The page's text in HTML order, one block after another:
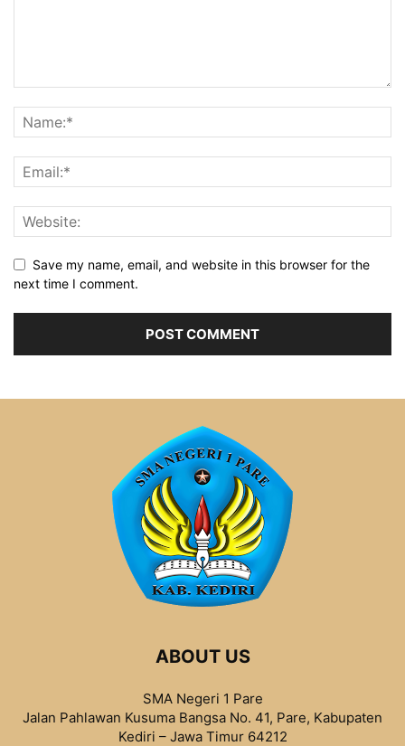
Save my name, email, and website in this browser for the
next time I comment.
ABOUT US
SMA Negeri 1 Pare
Jalan Pahlawan Kusuma Bangsa No. 41, Pare, Kabupaten
Kediri – Jawa Timur 64212